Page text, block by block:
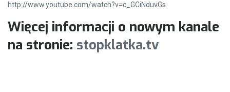
http://www.youtube.com/watch?v=c_GCiNduvGs
Więcej informacji o nowym kanale
na stronie: stopklatka.tv